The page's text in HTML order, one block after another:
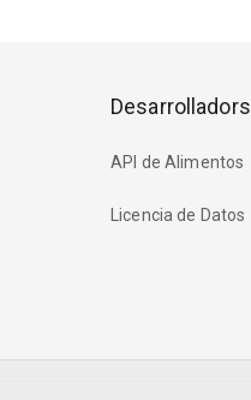
Desarrolladors
API de Alimentos
Licencia de Datos